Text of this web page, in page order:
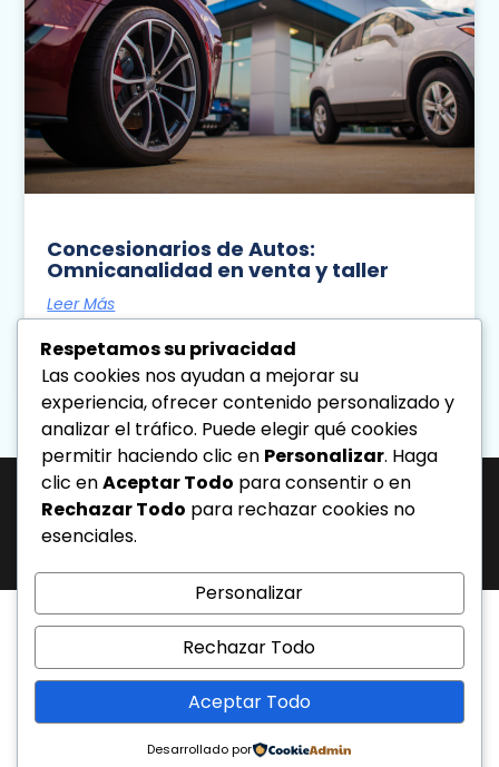
Concesionarios de Autos:
Omnicanalidad en venta y taller
Leer Más
Diseno Directa Agosto 5, 2026
3:28 Pm
« Previo
Siguiente »
J-31463317-1 | Corporación de Mercadeo Emotivo, C.A.
Av. La Salle Edif. Phelps Piso 4, Ofic. PL, Urb. Los Caobos, Caracas. - Telf:
Todos los derechos reservados.
Respetamos su privacidad
Las cookies nos ayudan a mejorar su
experiencia, ofrecer contenido personalizado y
analizar el tráfico. Puede elegir qué cookies
permitir haciendo clic en Personalizar. Haga
clic enAceptar Todo para consentir o en
Rechazar Todo para rechazar cookies no
esenciales.
Personalizar
Rechazar Todo
Aceptar Todo
Desarrollado por